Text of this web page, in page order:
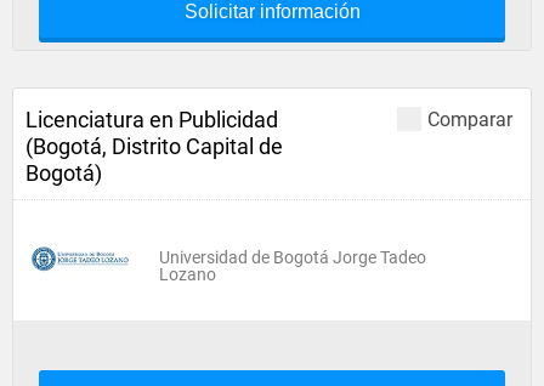
Solicitar información
Comparar
Licenciatura en Publicidad
(Bogotá, Distrito Capital de
Bogotá)
Universidad de Bogotá Jorge Tadeo
Lozano